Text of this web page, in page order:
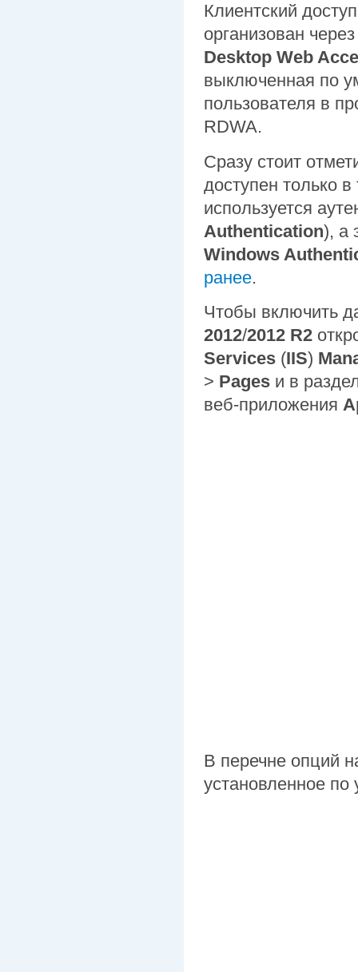
Клиентский
организован
Desktop Web
выключенная по
пользователя в
RDWA.
Сразу стоит
доступен только
используется
Authentication), а
Windows
ранее.
Чтобы включить
2012/2012 R2
Services (IIS)
> Pages и в
веб-приложения
В перечне опций
установленное